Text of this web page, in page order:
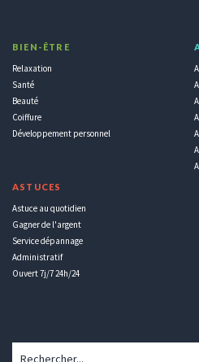
BIEN-ÊTRE
Relaxation
Santé
Beauté
Coiffure
Développement personnel
ASTUCES
Astuce au quotidien
Gagner de l'argent
Service dépannage
Administratif
Ouvert 7j/7 24h/24